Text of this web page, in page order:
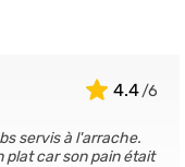
4.4
servis à l'arrache.
plat car son pain était